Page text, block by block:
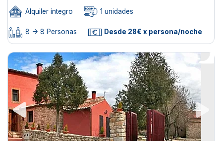
Alquiler íntegro 1 unidades
8 -> 8 Personas Desde 28€ x persona/noche